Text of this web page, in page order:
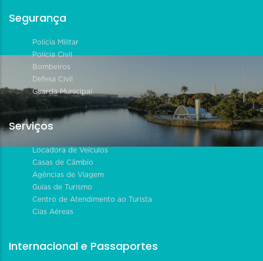
Segurança
Polícia Militar
Polícia Civil
Bombeiros
Defesa Civil
Guarda Municipal
Serviços
Locadora de Veículos
Casas de Câmbio
Agências de Viagem
Guias de Turismo
Centro de Atendimento ao Turista
Cias Aéreas
Internacional e Passaportes